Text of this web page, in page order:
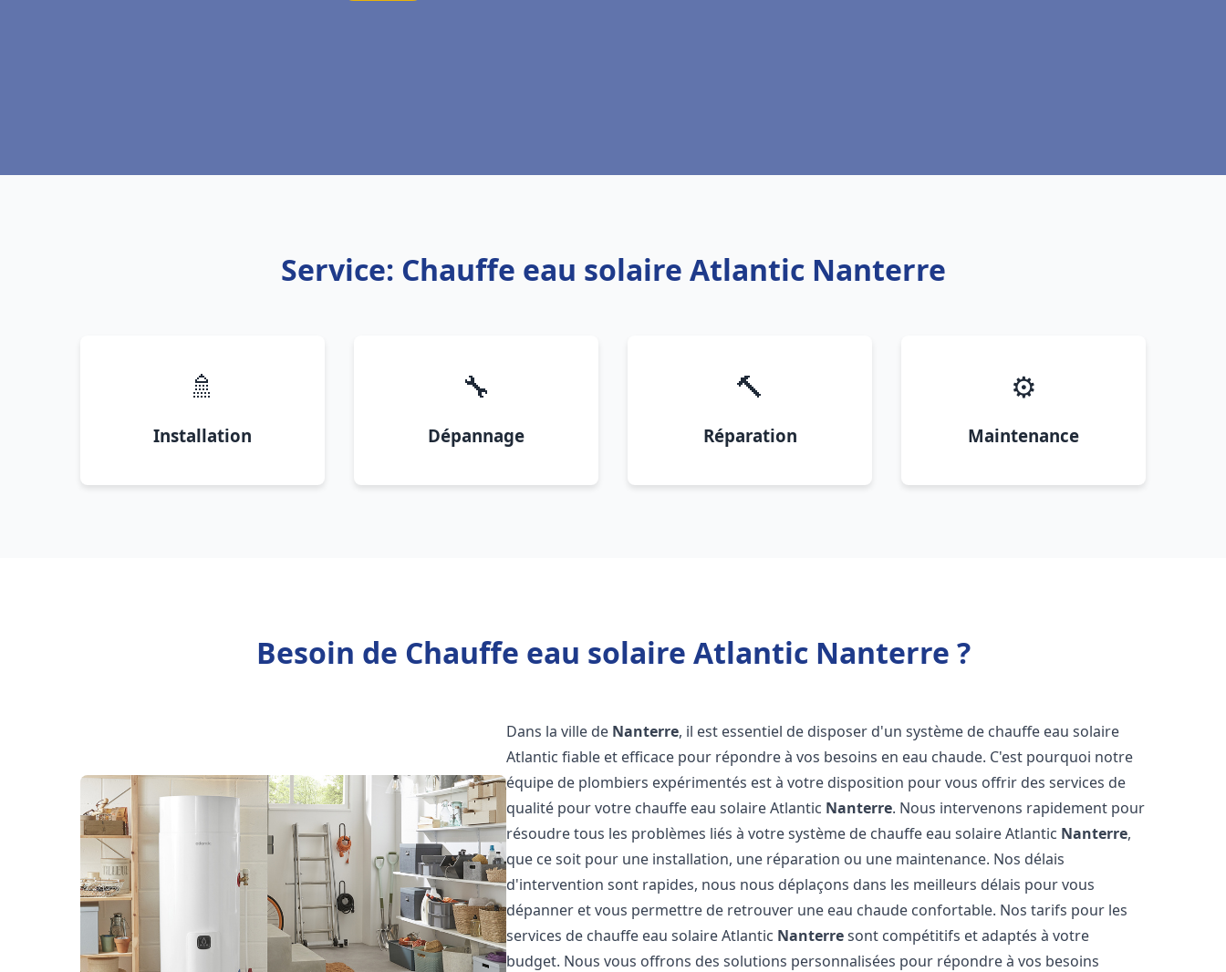
Service: Chauffe eau solaire Atlantic Nanterre
🚿
Installation
🔧
Dépannage
🔨
Réparation
⚙️
Maintenance
Besoin de Chauffe eau solaire Atlantic Nanterre ?
Dans la ville de Nanterre, il est essentiel de disposer d'un système de chauffe eau solaire
Atlantic fiable et efficace pour répondre à vos besoins en eau chaude. C'est pourquoi notre
équipe de plombiers expérimentés est à votre disposition pour vous offrir des services de
qualité pour votre chauffe eau solaire Atlantic Nanterre. Nous intervenons rapidement pour
résoudre tous les problèmes liés à votre système de chauffe eau solaire Atlantic Nanterre,
que ce soit pour une installation, une réparation ou une maintenance. Nos délais
d'intervention sont rapides, nous nous déplaçons dans les meilleurs délais pour vous
dépanner et vous permettre de retrouver une eau chaude confortable. Nos tarifs pour les
services de chauffe eau solaire Atlantic Nanterresont compétitifs et adaptés à votre
budget. Nous vous offrons des solutions personnalisées pour répondre à vos besoins